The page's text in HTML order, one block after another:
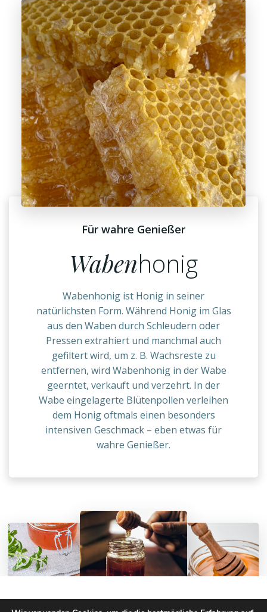
Für wahre Genießer
Wabenhonig
Wabenhonig ist Honig in seiner
natürlichsten Form. Während Honig im Glas
aus den Waben durch Schleudern oder
Pressen extrahiert und manchmal auch
gefiltert wird, um z. B. Wachsreste zu
entfernen, wird Wabenhonig in der Wabe
geerntet, verkauft und verzehrt. In der
Wabe eingelagerte Blütenpollen verleihen
dem Honig oftmals einen besonders
intensiven Geschmack – eben etwas für
wahre Genießer.